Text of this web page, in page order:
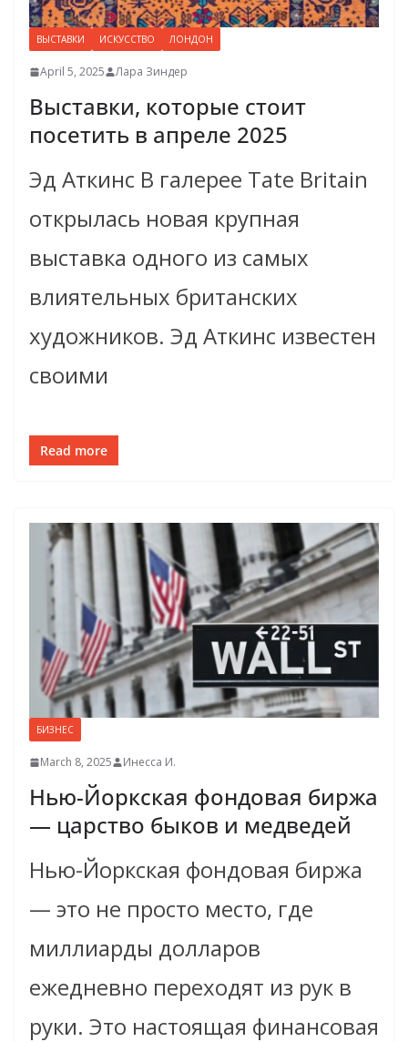
ВЫСТАВКИ ИСКУССТВО ЛОНДОН
April 5, 2025 Лара Зиндер
Выставки, которые стоит
посетить в апреле 2025
Эд Аткинс В галерее Tate Britain
открылась новая крупная
выставка одного из самых
влиятельных британских
художников. Эд Аткинс известен
своими
Read more
БИЗНЕС
March 8, 2025 Инесса И.
Нью-Йоркская фондовая биржа
— царство быков и медведей
Нью-Йоркская фондовая биржа
— это не просто место, где
миллиарды долларов
ежедневно переходят из рук в
руки. Это настоящая финансовая